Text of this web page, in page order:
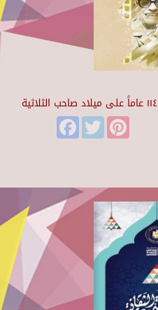
FacebookTwitter